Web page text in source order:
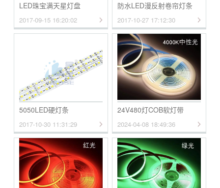
LED珠宝满天星灯盘
2017-09-15 16:20:02
防水LED漫反射卷帘灯条
2017-10-27 17:12:30
5050LED硬灯条
2017-10-30 11:31:29
24V480灯COB软灯带
2024-04-08 18:49:36